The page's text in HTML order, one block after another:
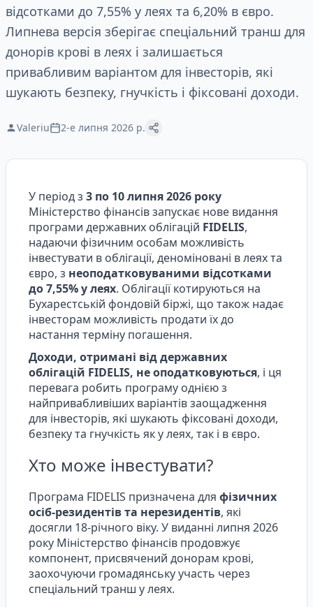
відсотками до 7,55% у леях та 6,20% в євро.
Липнева версія зберігає спеціальний транш для
донорів крові в леях і залишається
привабливим варіантом для інвесторів, які
шукають безпеку, гнучкість і фіксовані доходи.
Valeriu 2-е липня 2026 р.
У період з 3 по 10 липня 2026 року
Міністерство фінансів запускає нове видання
програми державних облігацій FIDELIS,
надаючи фізичним особам можливість
інвестувати в облігації, деноміновані в леях та
євро, з неоподатковуваними відсотками
до 7,55% у леях. Облігації котируються на
Бухарестській фондовій біржі, що також надає
інвесторам можливість продати їх до
настання терміну погашення.
Доходи, отримані від державних
облігацій FIDELIS, не оподатковуються, і ця
перевага робить програму однією з
найпривабливіших варіантів заощадження
для інвесторів, які шукають фіксовані доходи,
безпеку та гнучкість як у леях, так і в євро.
Хто може інвестувати?
Програма FIDELIS призначена для фізичних
осіб-резидентів та нерезидентів, які
досягли 18-річного віку. У виданні липня 2026
року Міністерство фінансів продовжує
компонент, присвячений донорам крові,
заохочуючи громадянську участь через
спеціальний транш у леях.